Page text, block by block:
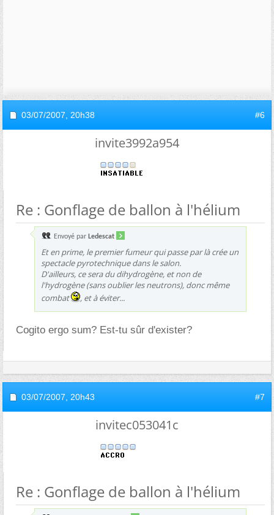
03/07/2007, 20h38 #6
invite3992a954
Re : Gonflage de ballon à l'hélium
Envoyé par Ledescat
Et en prime, le premier fumeur qui passe par là crée un
spectacle pyrotechnique dans le salon.
D'ailleurs, ce sera du dihydrogène, et non de
l'hydrogène (sans oublier les neutrons), donc même
combat
, et à éviter...
Cogito ergo sum? Est-tu sûr d'exister?
03/07/2007, 20h43 #7
invitec053041c
Re : Gonflage de ballon à l'hélium